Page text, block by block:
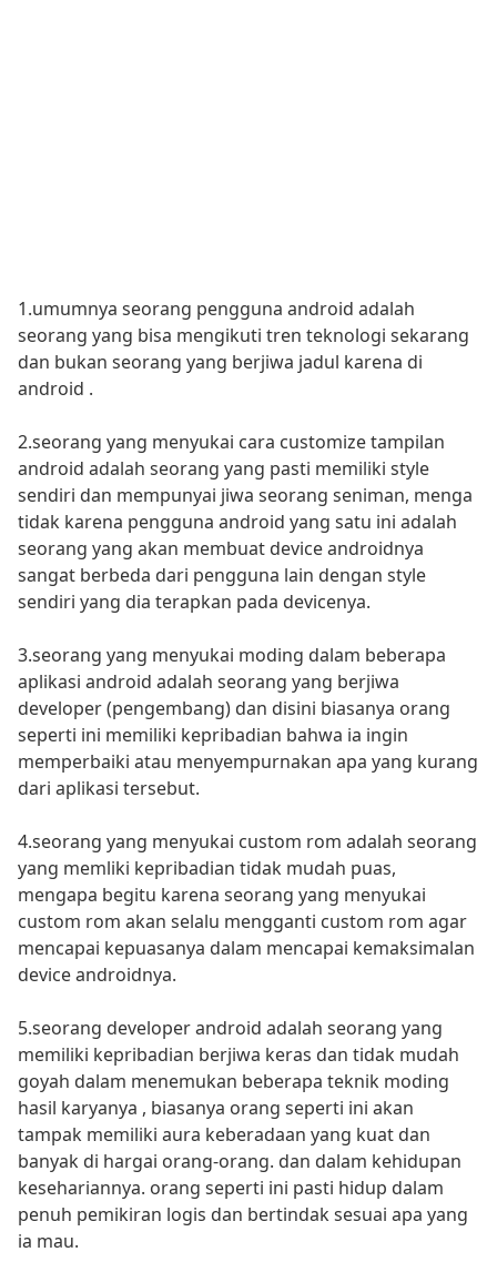
1.umumnya seorang pengguna android adalah
seorang yang bisa mengikuti tren teknologi sekarang
dan bukan seorang yang berjiwa jadul karena di
android .
2.seorang yang menyukai cara customize tampilan
android adalah seorang yang pasti memiliki style
sendiri dan mempunyai jiwa seorang seniman, menga
tidak karena pengguna android yang satu ini adalah
seorang yang akan membuat device androidnya
sangat berbeda dari pengguna lain dengan style
sendiri yang dia terapkan pada devicenya.
3.seorang yang menyukai moding dalam beberapa
aplikasi android adalah seorang yang berjiwa
developer (pengembang) dan disini biasanya orang
seperti ini memiliki kepribadian bahwa ia ingin
memperbaiki atau menyempurnakan apa yang kurang
dari aplikasi tersebut.
4.seorang yang menyukai custom rom adalah seorang
yang memliki kepribadian tidak mudah puas,
mengapa begitu karena seorang yang menyukai
custom rom akan selalu mengganti custom rom agar
mencapai kepuasanya dalam mencapai kemaksimalan
device androidnya.
5.seorang developer android adalah seorang yang
memiliki kepribadian berjiwa keras dan tidak mudah
goyah dalam menemukan beberapa teknik moding
hasil karyanya , biasanya orang seperti ini akan
tampak memiliki aura keberadaan yang kuat dan
banyak di hargai orang-orang. dan dalam kehidupan
kesehariannya. orang seperti ini pasti hidup dalam
penuh pemikiran logis dan bertindak sesuai apa yang
ia mau.